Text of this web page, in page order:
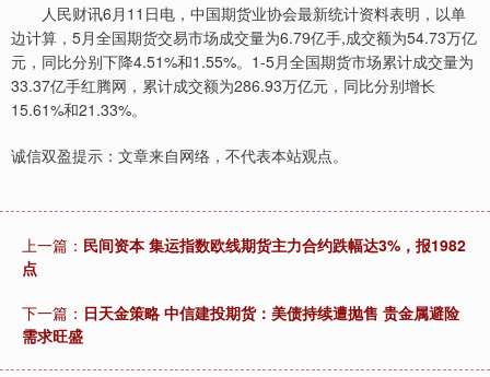
人民财讯6月11日电，中国期货业协会最新统计资料表明，以单
边计算，5月全国期货交易市场成交量为6.79亿手,成交额为54.73万亿
元，同比分别下降4.51%和1.55%。1-5月全国期货市场累计成交量为
33.37亿手红腾网，累计成交额为286.93万亿元，同比分别增长
15.61%和21.33%。
诚信双盈提示：文章来自网络，不代表本站观点。
上一篇： 民间资本 集运指数欧线期货主力合约跌幅达3%，报1982
点
下一篇： 日天金策略 中信建投期货：美债持续遭抛售 贵金属避险
需求旺盛